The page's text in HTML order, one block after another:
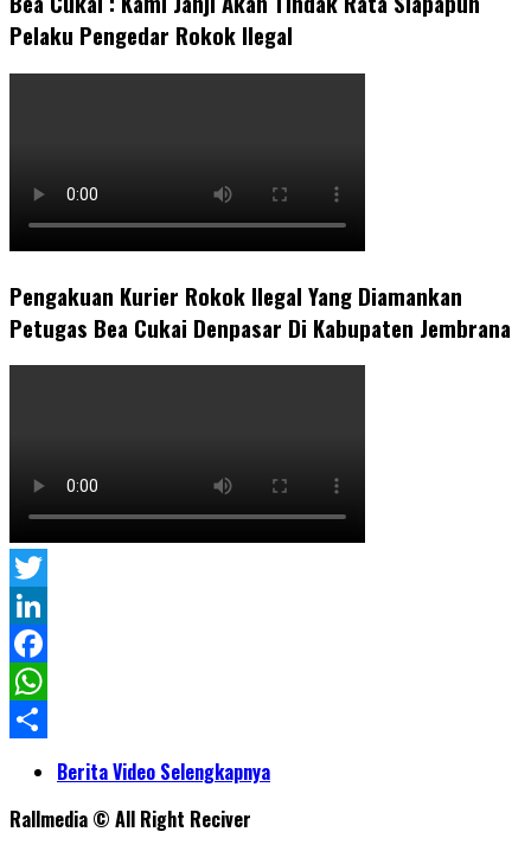
Pelaku Pengedar Rokok Ilegal
Pengakuan Kurier Rokok Ilegal Yang Diamankan
Petugas Bea Cukai Denpasar Di Kabupaten Jembrana
Twitter
LinkedIn
Facebook
WhatsApp
ShareBerita Video Selengkapnya
Rallmedia © All Right Reciver